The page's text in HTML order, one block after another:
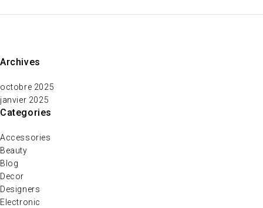
Archives
octobre 2025
janvier 2025
Categories
Accessories
Beauty
Blog
Decor
Designers
Electronic